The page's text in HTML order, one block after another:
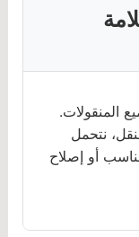
المنقولات.
نتحمل
أو إصلاح